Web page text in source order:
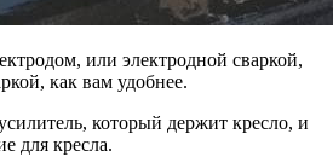
или электродной сваркой,
как вам удобнее.
который держит кресло, и
для кресла.